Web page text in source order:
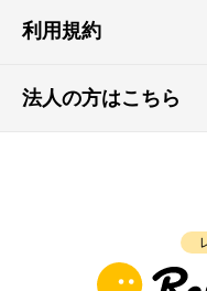
利用規約
法人の方はこちら